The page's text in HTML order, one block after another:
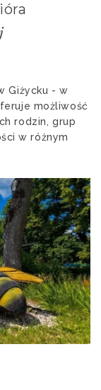
Giżycku - w
możliwość
rodzin, grup
w różnym